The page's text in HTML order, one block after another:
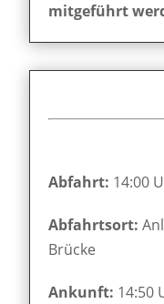
mitgeführt
Abfahrt: 14:00
Abfahrtsort:
Brücke
Ankunft: 14:50